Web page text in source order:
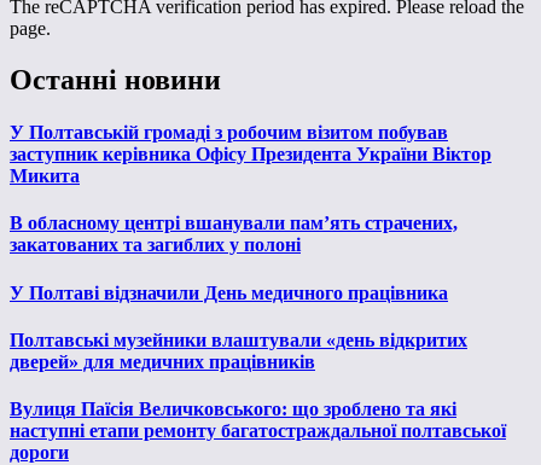
The reCAPTCHA verification period has expired. Please reload the
page.
Останні новини
У Полтавській громаді з робочим візитом побував
заступник керівника Офісу Президента України Віктор
Микита
В обласному центрі вшанували пам’ять страчених,
закатованих та загиблих у полоні
У Полтаві відзначили День медичного працівника
Полтавські музейники влаштували «день відкритих
дверей» для медичних працівників
Вулиця Паїсія Величковського: що зроблено та які
наступні етапи ремонту багатостраждальної полтавської
дороги